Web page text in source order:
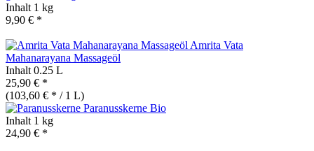
Inhalt 1 kg
9,90 € *
Amrita Vata
Mahanarayana Massageöl
Inhalt 0.25 L
25,90 € *
(103,60 € * / 1 L)
Paranusskerne Bio
Inhalt 1 kg
24,90 € *